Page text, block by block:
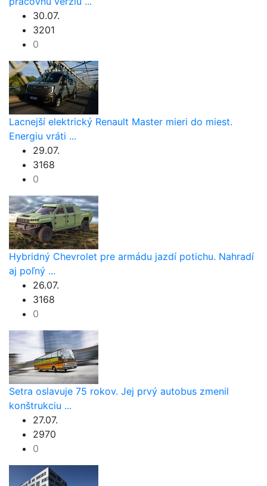
30.07.
3201
0
Lacnejší elektrický Renault Master mieri do miest.
Energiu vráti ...
29.07.
3168
0
Hybridný Chevrolet pre armádu jazdí potichu. Nahradí
aj poľný ...
26.07.
3168
0
Setra oslavuje 75 rokov. Jej prvý autobus zmenil
konštrukciu ...
27.07.
2970
0